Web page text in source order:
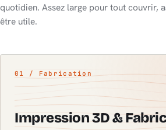
quotidien. Assez large pour tout couvrir,
être utile.
01 / Fabrication
Impression 3D &